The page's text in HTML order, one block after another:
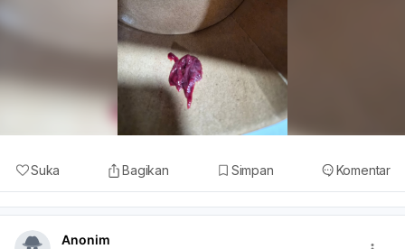
Suka Bagikan Simpan Komentar
Anonim